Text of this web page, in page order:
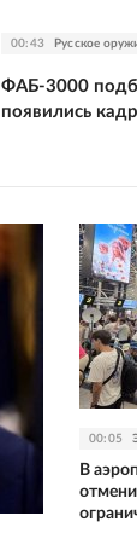
00:43 Русское
ФАБ-3000
появились
00:05
В